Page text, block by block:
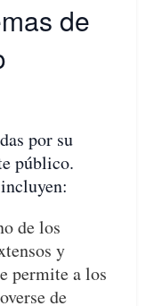
de
por su
público.
de los
y
permite a los
de